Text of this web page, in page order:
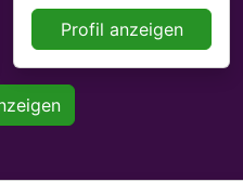
Profil anzeigen